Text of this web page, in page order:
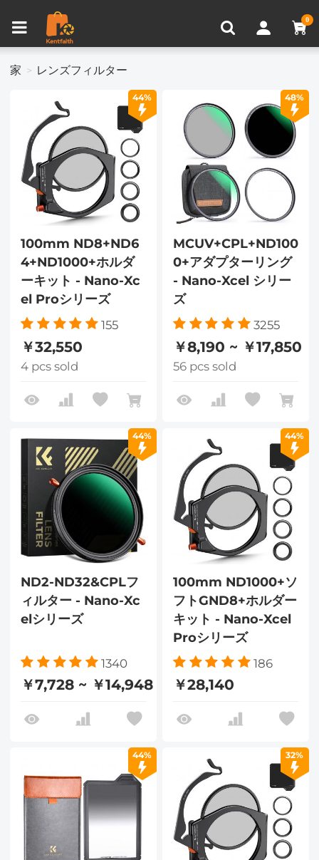
0
家 レンズフィルター
44%
100mm ND8+ND6
4+ND1000+ホルダ
ーキット - Nano-Xc
el Proシリーズ
155
￥32,550
4 pcs sold
48%
MCUV+CPL+ND100
0+アダプターリング
- Nano-Xcel シリー
ズ
3255
￥8,190 ~ ￥17,850
56 pcs sold
44%
ND2-ND32&CPLフ
ィルター - Nano-Xc
elシリーズ
1340
￥7,728 ~ ￥14,948
44%
100mm ND1000+ソ
フトGND8+ホルダー
キット - Nano-Xcel
Proシリーズ
186
￥28,140
44% 32%